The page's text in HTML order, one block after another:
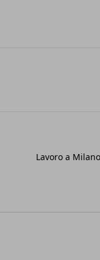
Lavoro a